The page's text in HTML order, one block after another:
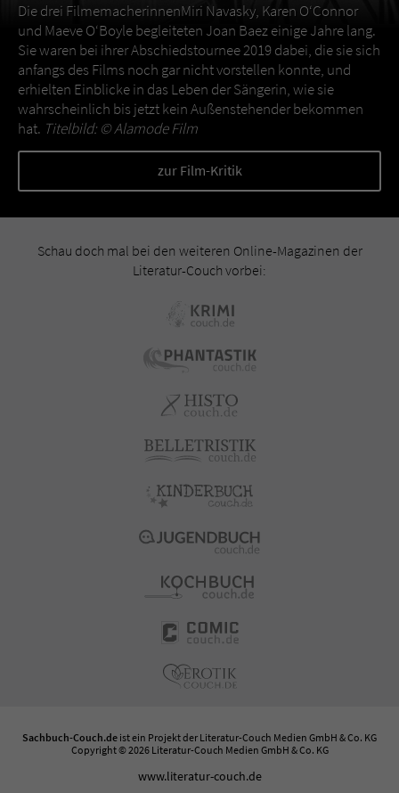
Die drei FilmemacherinnenMiri Navasky, Karen O‘Connor
und Maeve O‘Boyle begleiteten Joan Baez einige Jahre lang.
Sie waren bei ihrer Abschiedstournee 2019 dabei, die sie sich
anfangs des Films noch gar nicht vorstellen konnte, und
erhielten Einblicke in das Leben der Sängerin, wie sie
wahrscheinlich bis jetzt kein Außenstehender bekommen
hat. Titelbild: ©Alamode Film
zur Film-Kritik
Schau doch mal bei den weiteren Online-Magazinen der
Literatur-Couch vorbei:
Sachbuch-Couch.de ist ein Projekt der Literatur-Couch Medien GmbH & Co. KG
Copyright © 2026 Literatur-Couch Medien GmbH & Co. KG
www.literatur-couch.de